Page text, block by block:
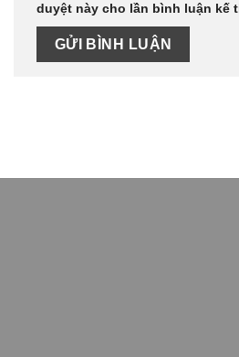
duyệt này cho lần bình luận kế